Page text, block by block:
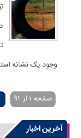
وجود یک نشانه
صفحه 1 از 91
آخرین اخبار